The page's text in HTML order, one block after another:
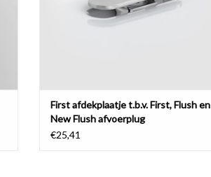
First afdekplaatje t.b.v. First, Flush en
New Flush afvoerplug
€25,41